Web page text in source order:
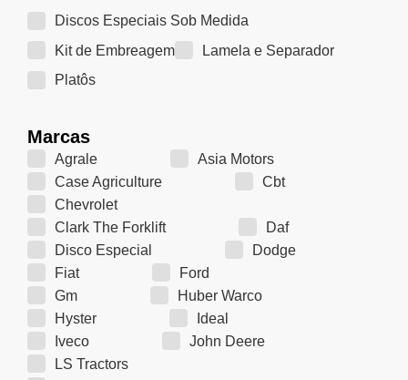
Discos Especiais Sob Medida
Kit de Embreagem
Lamela e Separador
Platôs
Marcas
Agrale
Asia Motors
Case Agriculture
Cbt
Chevrolet
Clark The Forklift
Daf
Disco Especial
Dodge
Fiat
Ford
Gm
Huber Warco
Hyster
Ideal
Iveco
John Deere
LS Tractors